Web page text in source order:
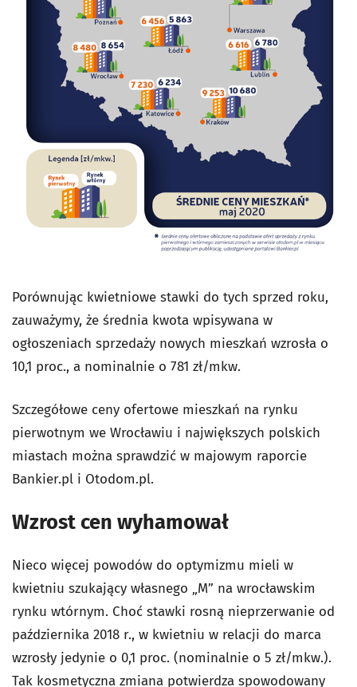
Porównując kwietniowe stawki do tych sprzed roku,
zauważymy, że średnia kwota wpisywana w
ogłoszeniach sprzedaży nowych mieszkań wzrosła o
10,1 proc., a nominalnie o 781 zł/mkw.
Szczegółowe ceny ofertowe mieszkań na rynku
pierwotnym we Wrocławiu i największych polskich
miastach można sprawdzić w majowym raporcie
Bankier.pl i Otodom.pl.
Wzrost cen wyhamował
Nieco więcej powodów do optymizmu mieli w
kwietniu szukający własnego „M” na wrocławskim
rynku wtórnym. Choć stawki rosną nieprzerwanie od
października 2018 r., w kwietniu w relacji do marca
wzrosły jedynie o 0,1 proc. (nominalnie o 5 zł/mkw.).
Tak kosmetyczna zmiana potwierdza spowodowany